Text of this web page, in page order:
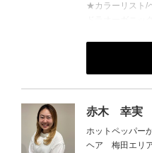
★カラーリスト/
ドラオーガニッ
美肌ケアやヘア
アイテムを試し
季節に合わせた
お任せください♪
クーポンやメニ
赤木 幸実
ホットペッパー
ヘア 梅田エリア